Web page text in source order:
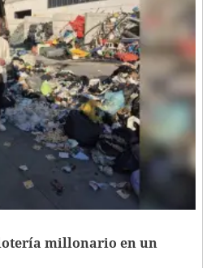
millonario en un